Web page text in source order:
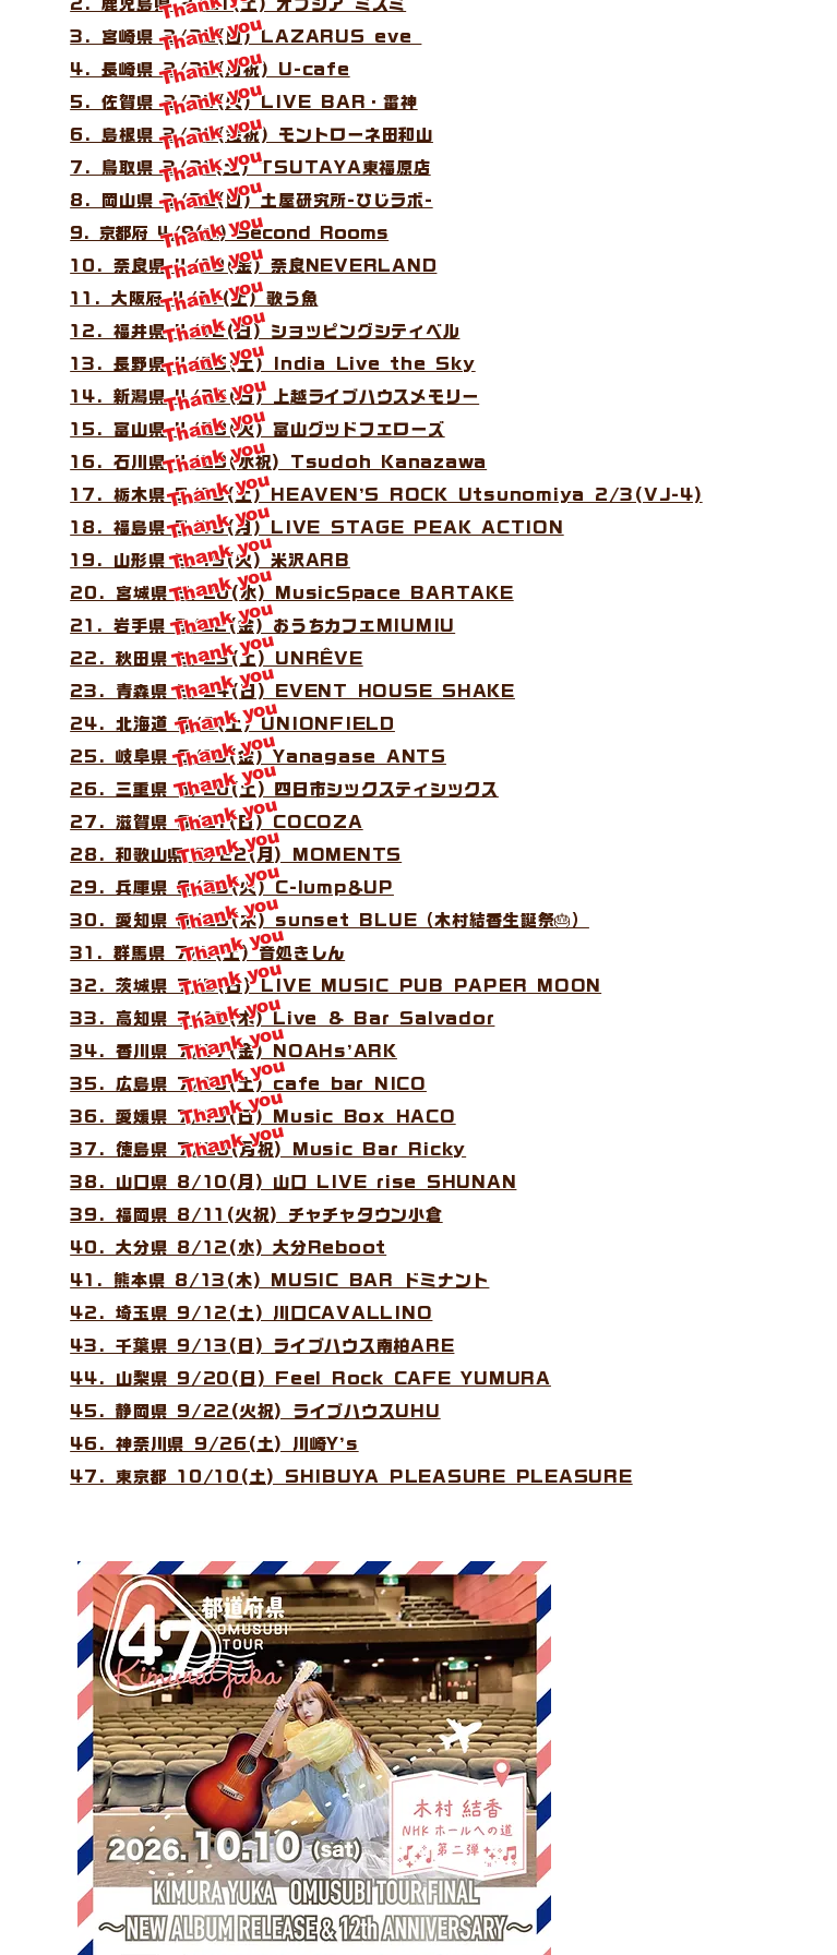
2. 鹿児島県 2/21(土) オプシア ミスミ
3. 宮崎県 2/22(日) LAZARUS eve
4. 長崎県 2/23(月祝) U-cafe
5. 佐賀県 2/24(火) LIVE BAR・雷神
6. 島根県 3/20(金祝) モントローネ田和山
7. 鳥取県 3/21(土) TSUTAYA東福原店
8. 岡山県 3/22(日) 土屋研究所-ひじラボ-
9. 京都府 4/9(木) Second Rooms
10. 奈良県 4/10(金) 奈良NEVERLAND
11. 大阪府 4/11(土) 歌う魚
12. 福井県 4/12(日) ショッピングシティベル
13. 長野県 4/25(土) India Live the Sky
14. 新潟県 4/26(日) 上越ライブハウスメモリー
15. 富山県 4/28(火) 富山グッドフェローズ
16. 石川県 4/29(水祝) Tsudoh Kanazawa
17. 栃木県 5/16(土) HEAVEN’S ROCK Utsunomiya 2/3(VJ-4)
18. 福島県 5/18(月) LIVE STAGE PEAK ACTION
19. 山形県 5/19(火) 米沢ARB
20. 宮城県 5/20(水) MusicSpace BARTAKE
21. 岩手県 5/22(金) おうちカフェMIUMIU
22. 秋田県 5/23(土) UNRÊVE
23. 青森県 5/24(日) EVENT HOUSE SHAKE
24. 北海道 6/6(土) UNIONFIELD
25. 岐阜県 6/19(金) Yanagase ANTS
26. 三重県 6/20(土) 四日市シックスティシックス
27. 滋賀県 6/21(日) COCOZA
28. 和歌山県 6/22(月) MOMENTS
29. 兵庫県 6/23(火) C-lump＆UP
30. 愛知県 6/25(木) sunset BLUE（木村結香生誕祭🎂）
31. 群馬県 7/4(土) 音処きしん
32. 茨城県 7/5(日) LIVE MUSIC PUB PAPER MOON
33. 高知県 7/16(木) Live & Bar Salvador
34. 香川県 7/17(金) NOAHs’ARK
35. 広島県 7/18(土) cafe bar NICO
36. 愛媛県 7/19(日) Music Box HACO
37. 徳島県 7/20(月祝) Music Bar Ricky
38. 山口県 8/10(月) 山口 LIVE rise SHUNAN
39. 福岡県 8/11(火祝) チャチャタウン小倉
40. 大分県 8/12(水) 大分Reboot
41. 熊本県 8/13(木) MUSIC BAR ドミナント
42. 埼玉県 9/12(土) 川口CAVALLINO
43. 千葉県 9/13(日) ライブハウス南柏ARE
44. 山梨県 9/20(日) Feel Rock CAFE YUMURA
45. 静岡県 9/22(火祝) ライブハウスUHU
46. 神奈川県 9/26(土) 川崎Y’s
47. 東京都 10/10(土) SHIBUYA PLEASURE PLEASURE
Thank you
Thank you
Thank you
Thank you
Thank you
Thank you
Thank you
Thank you
Thank you
Thank you
Thank you
Thank you
Thank you
Thank you
Thank you
Thank you
Thank you
Thank you
Thank you
Thank you
Thank you
Thank you
Thank you
Thank you
Thank you
Thank you
Thank you
Thank you
Thank you
Thank you
Thank you
Thank you
Thank you
Thank you
Thank you